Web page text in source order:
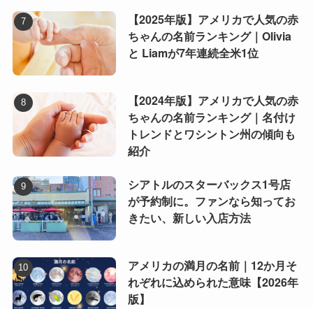
【2025年版】アメリカで人気の赤
ちゃんの名前ランキング｜Olivia
と Liamが7年連続全米1位
【2024年版】アメリカで人気の赤
ちゃんの名前ランキング｜名付け
トレンドとワシントン州の傾向も
紹介
シアトルのスターバックス1号店
が予約制に。ファンなら知ってお
きたい、新しい入店方法
アメリカの満月の名前｜12か月そ
れぞれに込められた意味【2026年
版】